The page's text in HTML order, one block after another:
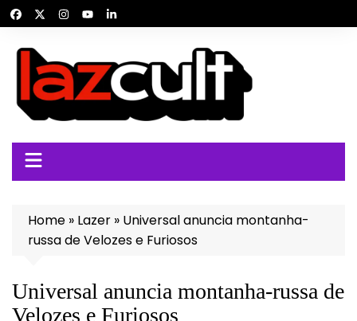
para
conteúdo
Home » Lazer » Universal anuncia montanha-
russa de Velozes e Furiosos
Universal anuncia montanha-russa de
Velozes e Furiosos